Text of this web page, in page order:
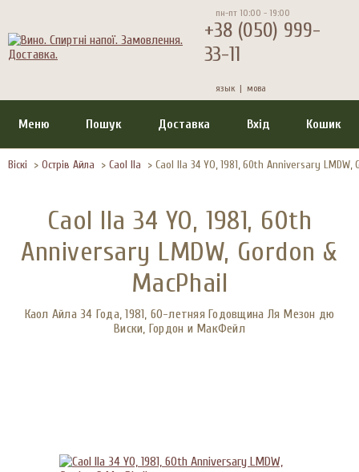
пн-пт 10:00 - 19:00
+38 (050) 999-
33-11
язык | мова
Меню Пошук Доставка Вхід Кошик
Віскі > Острів Айла > Caol Ila > Caol Ila 34 YO, 1981, 60th Anniversary LMDW,
Caol Ila 34 YO, 1981, 60th
Anniversary LMDW, Gordon &
MacPhail
Каол Айла 34 Года, 1981, 60-летняя Годовщина Ля Мезон дю
Виски, Гордон и МакФейл